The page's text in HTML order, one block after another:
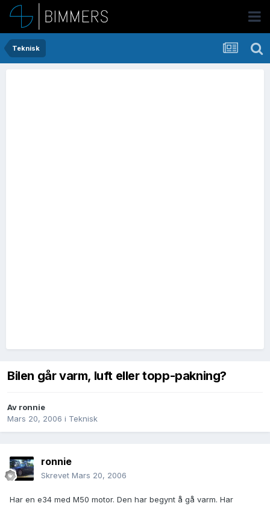
Teknisk
Bilen går varm, luft eller topp-pakning?
Av ronnie
Mars 20, 2006 i Teknisk
ronnie
Skrevet Mars 20, 2006
Har en e34 med M50 motor. Den har begynt å gå varm. Har